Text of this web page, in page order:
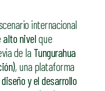
internacional
alto nivelque
de la Tungurahua
, una plataforma
y el desarrollo